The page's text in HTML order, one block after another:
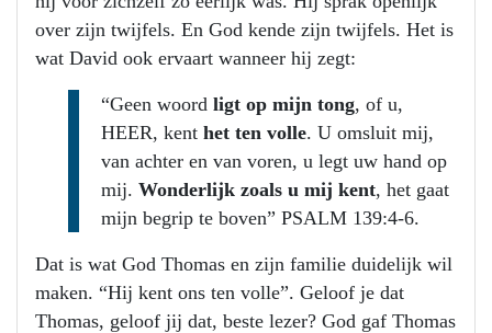
over zijn twijfels. En God kende zijn twijfels. Het is
wat David ook ervaart wanneer hij zegt:
“Geen woord ligt op mijn tong, of u,
HEER, kent het ten volle. U omsluit mij,
van achter en van voren, u legt uw hand op
mij. Wonderlijk zoals u mij kent, het gaat
mijn begrip te boven” PSALM 139:4-6.
Dat is wat God Thomas en zijn familie duidelijk wil
maken. “Hij kent ons ten volle”. Geloof je dat
Thomas, geloof jij dat, beste lezer? God gaf Thomas